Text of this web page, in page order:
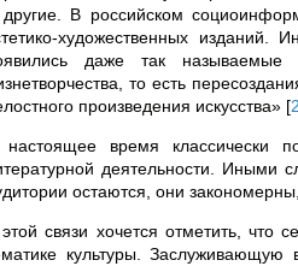
В российском
художественных
даже так называемые
то есть
произведения искусства» [
время классически
деятельности. Иными
остаются, они
связи хочется отметить, что
культуры. Заслуживающую